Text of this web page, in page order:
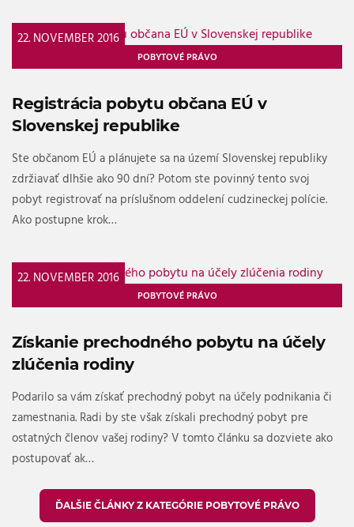
POBYTOVÉ PRÁVO
22. NOVEMBER 2016
Registrácia pobytu občana EÚ v
Slovenskej republike
Ste občanom EÚ a plánujete sa na území Slovenskej republiky
zdržiavať dlhšie ako 90 dní? Potom ste povinný tento svoj
pobyt registrovať na príslušnom oddelení cudzineckej polície.
Ako postupne krok…
POBYTOVÉ PRÁVO
22. NOVEMBER 2016
Získanie prechodného pobytu na účely
zlúčenia rodiny
Podarilo sa vám získať prechodný pobyt na účely podnikania či
zamestnania. Radi by ste však získali prechodný pobyt pre
ostatných členov vašej rodiny? V tomto článku sa dozviete ako
postupovať ak…
ĎALŠIE ČLÁNKY Z KATEGÓRIE POBYTOVÉ PRÁVO